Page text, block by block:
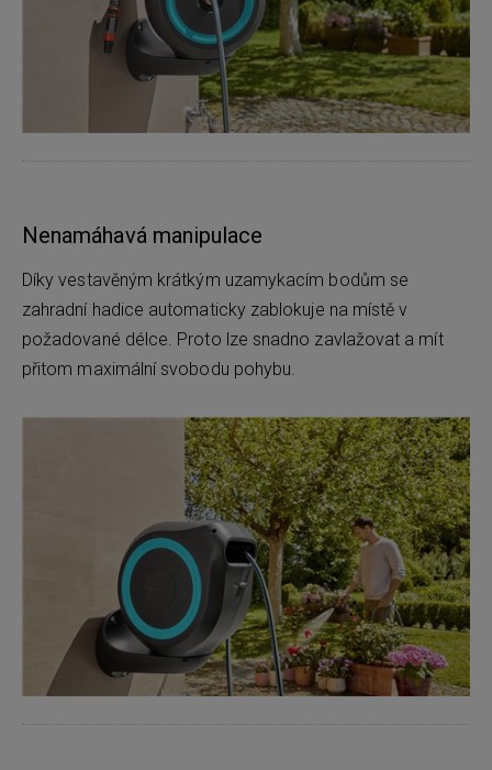
Nenamáhavá manipulace
Díky vestavěným krátkým uzamykacím bodům se
zahradní hadice automaticky zablokuje na místě v
požadované délce. Proto lze snadno zavlažovat a mít
přitom maximální svobodu pohybu.